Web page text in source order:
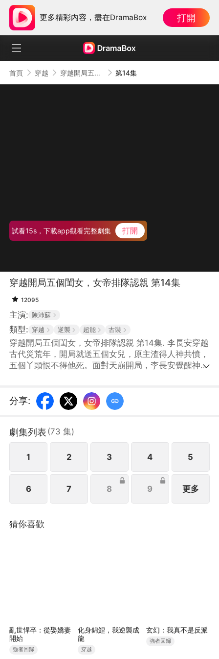
更多精彩內容，盡在DramaBox 打開
首頁 穿越 穿越開局五個閨女，女帝排隊認親 第14集
試看15s，下載app觀看完整劇集 打開
穿越開局五個閨女，女帝排隊認親 第14集
12095
主演: 陳沛蘇
類型: 穿越 逆襲 超能 古裝
穿越開局五個閨女，女帝排隊認親 第14集. 李長安穿越
古代災荒年，開局就送五個女兒，原主渣得人神共憤，
五個丫頭恨不得他死。面對天崩開局，李長安覺醒神級
想，有一天，五個女兒的孃親們陸陸續續的尋了過來，
而且每個都大有來頭！
分享:
劇集列表 (73 集)
1 2 3 4 5
6 7 8 9 更多
猜你喜歡
亂世悍卒：從娶嬌妻
開始
強者回歸
化身錦鯉，我逆襲成
龍
穿越
玄幻：我真不是反派
強者回歸